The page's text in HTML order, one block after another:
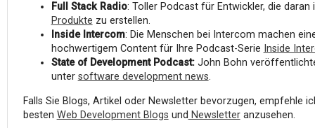
Full Stack Radio: Toller Podcast für Entwickler, die
Produkte zu erstellen.
Inside Intercom: Die Menschen bei Intercom machen
hochwertigem Content für Ihre Podcast-Serie Inside
State of Development Podcast:John Bohn
unter software development news.
Falls Sie Blogs, Artikel oder Newsletter bevorzugen, empfehle
besten Web Development Blogs und Newsletteranzusehen.